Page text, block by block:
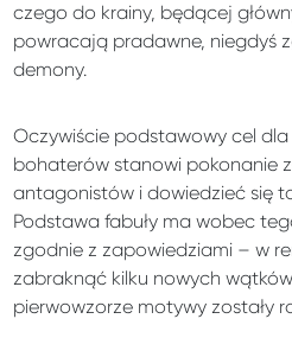
czego do krainy, będącej
powracają pradawne, niegdyś
demony.
Oczywiście podstawowy cel
bohaterów stanowi pokonanie
antagonistów i dowiedzieć się
Podstawa fabuły ma wobec
zgodnie z zapowiedziami – w
zabraknąć kilku nowych
pierwowzorze motywy zostały